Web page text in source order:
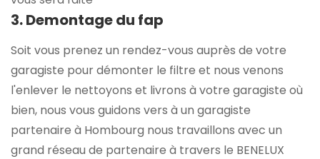
3. Demontage du fap
Soit vous prenez un rendez-vous auprès de votre
garagiste pour démonter le filtre et nous venons
l'enlever le nettoyons et livrons à votre garagiste où
bien, nous vous guidons vers à un garagiste
partenaire à Hombourg nous travaillons avec un
grand réseau de partenaire à travers le BENELUX